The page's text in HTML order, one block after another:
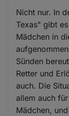
Nicht nur. In
Texas" gibt
Mädchen in
Sünden
Retter und
auch. Die
allem auch
Mädchen,